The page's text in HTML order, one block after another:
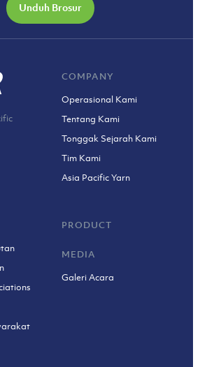
Unduh Brosur
COMPANY
Operasional Kami
Tentang Kami
Tonggak Sejarah Kami
Tim Kami
Asia Pacific Yarn
PRODUCT
MEDIA
Galeri Acara